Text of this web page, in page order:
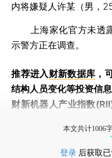
内将嫌疑人许某（男，
上海家化官方未透露
示警方正在调查。
推荐进入财新数据库 ，
结构人员变化等投资信息
财新机器人产业指数
本文共计1006
登录 后获取